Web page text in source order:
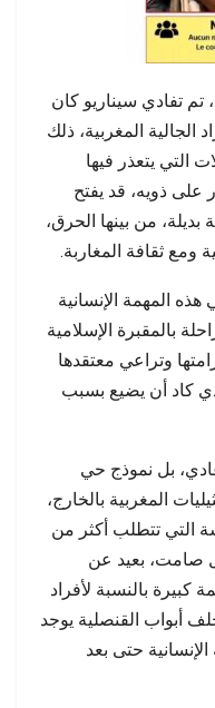
تم تفادي سيناريو كان
الجالية المغربية، ذلك
التي يتعذر فيها
على ذويه، قد يفتح
بديلة، من بينها الحرق،
ومع ثقافة المغاربة.
هذه المهمة الإنسانية
بالمقبرة الإسلامية
وتراعي معتقدها
كاد أن يضيع بسبب
بل نموذج حي
المغربية بالخارج،
التي تتطلب أكثر من
صامت، بعيد عن
كبيرة بالنسبة لأفراد
أبواب القنصلية يوجد
حتى بعد